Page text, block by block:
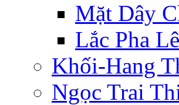
Mặt Dây
Lắc Pha Lê
Khối-Hang
Ngọc Trai